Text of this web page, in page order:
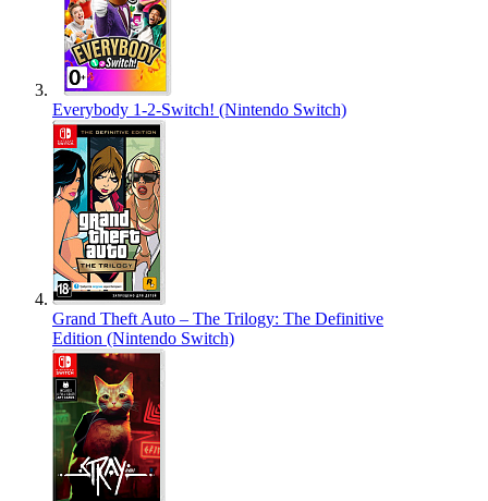
Everybody 1-2-Switch! (Nintendo Switch)
Grand Theft Auto – The Trilogy: The Definitive
Edition (Nintendo Switch)